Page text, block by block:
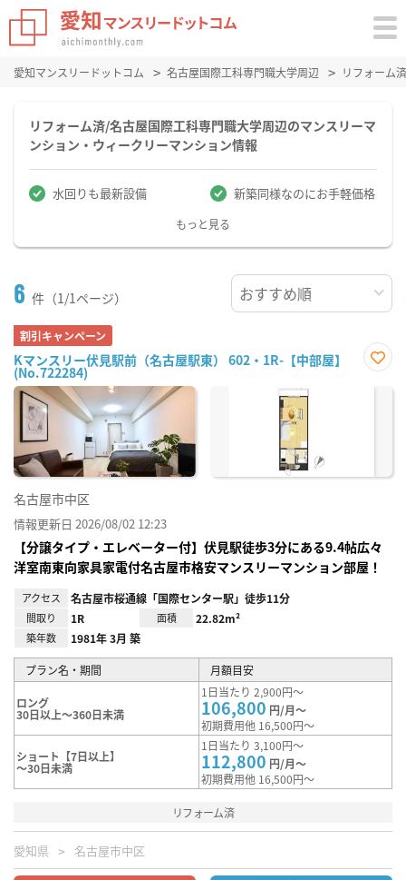
愛知マンスリードットコム 名古屋国際工科専門職大学周辺 リフォーム
リフォーム済/名古屋国際工科専門職大学周辺のマンスリーマ
ンション・ウィークリーマンション情報
水回りも最新設備 新築同様なのにお手軽価格
もっと見る
6 件（1/1ページ）
割引キャンペーン
Kマンスリー伏見駅前（名古屋駅東） 602・1R-【中部屋】
(No.722284)
に入
名古屋市中区
情報更新日 2026/08/02 12:23
【分譲タイプ・エレベーター付】伏見駅徒歩3分にある9.4帖広々
洋室南東向家具家電付名古屋市格安マンスリーマンション部屋！
アクセス 名古屋市桜通線「国際センター駅」徒歩11分
間取り 1R 面積 22.82m²
築年数 1981年 3月 築
プラン名・期間 月額目安
ロング
30日以上～360日未満
1日当たり 2,900円～
106,800 円/月～
初期費用他 16,500円～
ショート【7日以上】
～30日未満
1日当たり 3,100円～
112,800 円/月～
初期費用他 16,500円～
リフォーム済
愛知県 名古屋市中区